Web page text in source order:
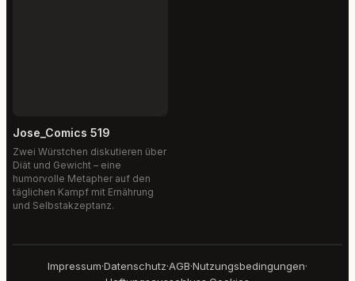
Jose_Comics 519
Zwei Würstchen diskutieren über
Diät und Gewicht – eine
humorvolle Metapher auf den
täglichen Kampf mit Ernährung
und Selbstakzeptanz.
Impressum·Datenschutz·AGB·Nutzungsbedingungen·